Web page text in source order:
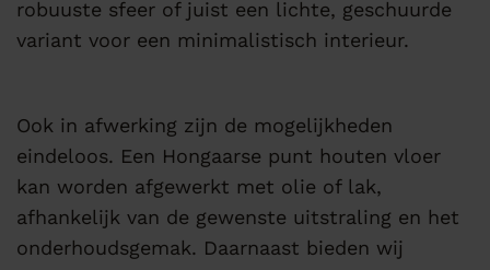
robuuste sfeer of juist een lichte, geschuurde
variant voor een minimalistisch interieur.
Ook in afwerking zijn de mogelijkheden
eindeloos. Een Hongaarse punt houten vloer
kan worden afgewerkt met olie of lak,
afhankelijk van de gewenste uitstraling en het
onderhoudsgemak. Daarnaast bieden wij